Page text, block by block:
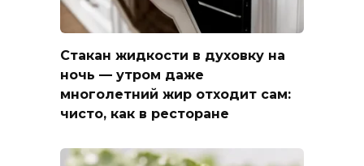
Стакан жидкости в духовку на
ночь — утром даже
многолетний жир отходит сам:
чисто, как в ресторане